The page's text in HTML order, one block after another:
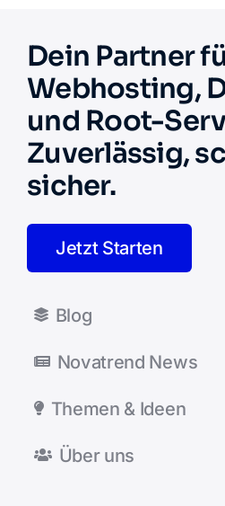
Dein Partner
Webhosting,
und Root-
Zuverlässig,
sicher.
Jetzt Starten
Blog
Novatrend News
Themen & Ideen
Über uns